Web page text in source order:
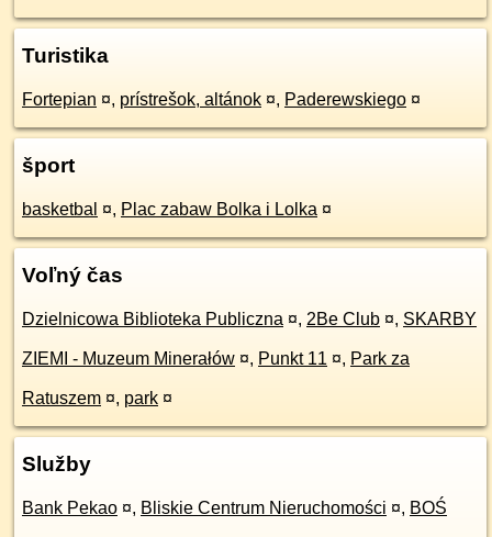
Turistika
Fortepian ¤, prístrešok, altánok ¤, Paderewskiego ¤
šport
basketbal ¤, Plac zabaw Bolka i Lolka ¤
Voľný čas
Dzielnicowa Biblioteka Publiczna ¤, 2Be Club ¤, SKARBY
ZIEMI - Muzeum Minerałów ¤, Punkt 11 ¤, Park za
Ratuszem ¤, park ¤
Služby
Bank Pekao ¤, Bliskie Centrum Nieruchomości ¤, BOŚ